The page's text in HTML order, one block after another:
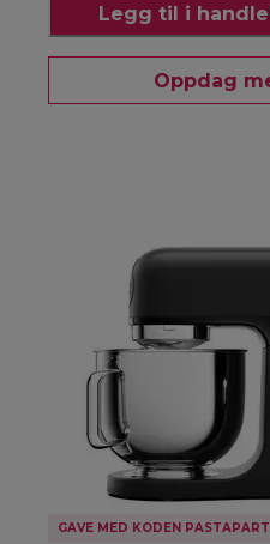
Legg til i
Oppdag
GAVE MED KODEN